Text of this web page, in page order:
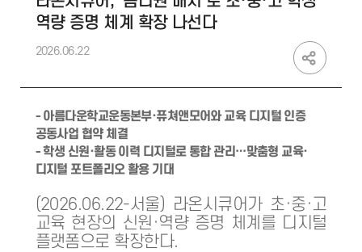
역량 증명 체계 확장 나선다
2026.06.22
- 아름다운학교운동본부·퓨쳐앤모어와 교육 디지털 인증
공동사업 협약 체결
- 학생 신원·활동 이력 디지털로 통합 관리…맞춤형 교육·
디지털 포트폴리오 활용 기대
(2026.06.22-서울) 라온시큐어가 초·중·고
교육 현장의 신원·역량 증명 체계를 디지털
플랫폼으로 확장한다.